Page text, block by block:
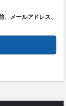
メールアドレス、